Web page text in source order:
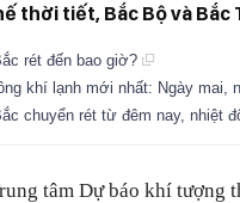
thời tiết, Bắc Bộ và
rét đến bao giờ?
khí lạnh mới nhất: Ngày mai,
chuyển rét từ đêm nay, nhiệt
tâm Dự báo khí tượng